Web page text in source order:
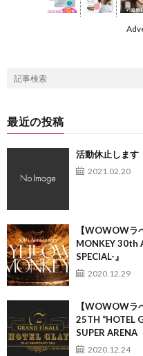
最近の投稿
活動休止します
2021.02.20
【WOWOWラ
MONKEY 30th
SPECIAL-』
2020.12.29
【WOWOWラ
25TH “HOTEL
SUPER ARENA
2020.12.24